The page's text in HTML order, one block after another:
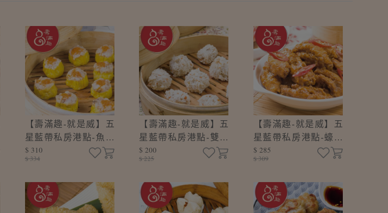
【壽滿趣-就是威】五
星藍帶私房港點-魚子
燒賣(8顆/盒)
$ 310
$ 334
【壽滿趣-就是威】五
星藍帶私房港點-雙喜
珍珠丸(6顆/盒)
$ 200
$ 225
【壽滿趣-就是威】五
星藍帶私房港點-蠔油
炆鳳爪(300±10g/盒)
$ 285
$ 309